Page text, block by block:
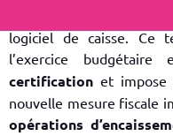
logiciel de caisse. Ce t
l’exercice budgétaire
certification et impose
nouvelle mesure fiscale
opérations